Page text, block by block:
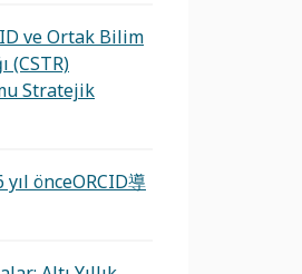
ve Ortak Bilim
(CSTR)
Stratejik
yıl önceORCID導